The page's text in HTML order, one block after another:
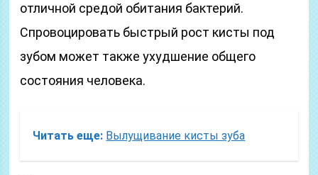
отличной средой обитания бактерий.
Спровоцировать быстрый рост кисты под
зубом может также ухудшение общего
состояния человека.
Читать еще: Вылущивание кисты зуба